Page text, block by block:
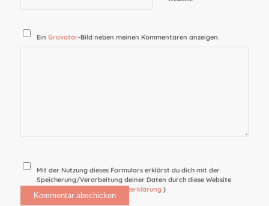
EinGravatar-Bild neben meinen Kommentaren anzeigen.
Mit der Nutzung dieses Formulars erklärst du dich mit der
Speicherung/Verarbeitung deiner Daten durch diese Website
Datenschutzerklärung)